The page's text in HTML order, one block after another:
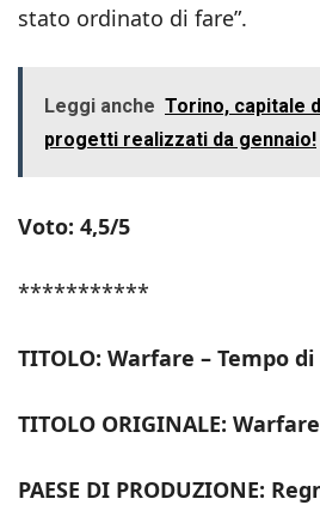
stato ordinato di fare”.
Leggi anche Torino, capitale
progetti realizzati da gennaio!
Voto: 4,5/5
***********
TITOLO: Warfare – Tempo
TITOLO ORIGINALE: Warfare
PAESE DI PRODUZIONE: